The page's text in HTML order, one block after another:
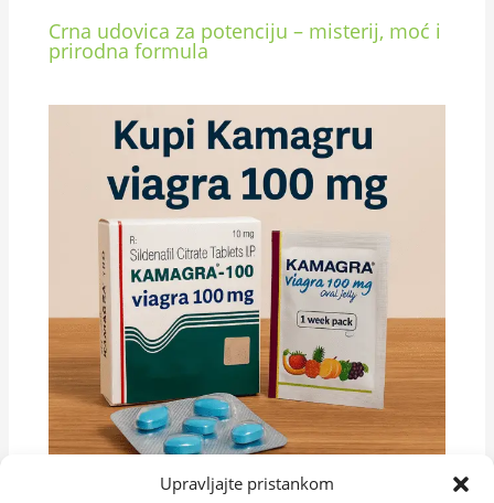
Upravljajte pristankom
Crna udovica za potenciju – misterij, moć i
prirodna formula